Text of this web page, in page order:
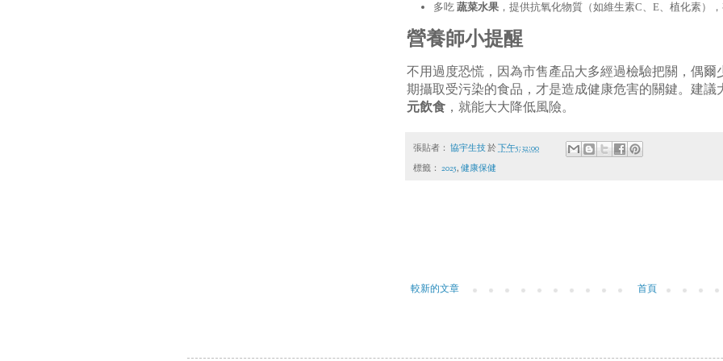
多吃 蔬菜水果 ，提供抗氧化物質（如維生素C E 、植化素）
營養師小提醒
不用過度恐慌，因為市售產品大多經過檢驗把關，偶爾
期攝取受污染的食品，才是造成健康危害的關鍵。建議
元飲食 ，就能大大降低風險。
張貼者： 協宇生技於下午5:32:00
標籤： 2025, 健康保健
較新的文章 首頁